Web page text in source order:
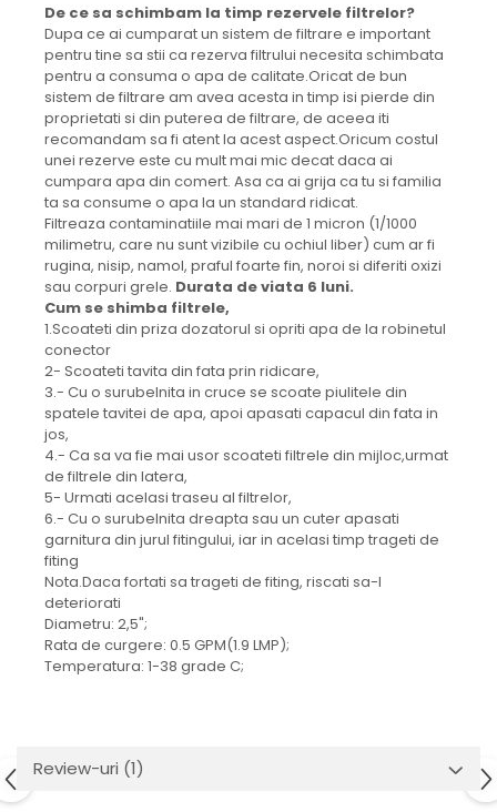
De ce sa schimbam la timp rezervele filtrelor?
Dupa ce ai cumparat un sistem de filtrare e important
pentru tine sa stii ca rezerva filtrului necesita schimbata
pentru a consuma o apa de calitate.Oricat de bun
sistem de filtrare am avea acesta in timp isi pierde din
proprietati si din puterea de filtrare, de aceea iti
recomandam sa fi atent la acest aspect.Oricum costul
unei rezerve este cu mult mai mic decat daca ai
cumpara apa din comert. Asa ca ai grija ca tu si familia
ta sa consume o apa la un standard ridicat.
Filtreaza contaminatiile mai mari de 1 micron (1/1000
milimetru, care nu sunt vizibile cu ochiul liber) cum ar fi
rugina, nisip, namol, praful foarte fin, noroi si diferiti oxizi
sau corpuri grele. Durata de viata 6 luni.
Cum se shimba filtrele,
1.Scoateti din priza dozatorul si opriti apa de la robinetul
conector
2- Scoateti tavita din fata prin ridicare,
3.- Cu o surubelnita in cruce se scoate piulitele din
spatele tavitei de apa, apoi apasati capacul din fata in
jos,
4.- Ca sa va fie mai usor scoateti filtrele din mijloc,urmat
de filtrele din latera,
5- Urmati acelasi traseu al filtrelor,
6.- Cu o surubelnita dreapta sau un cuter apasati
garnitura din jurul fitingului, iar in acelasi timp trageti de
fiting
Nota.Daca fortati sa trageti de fiting, riscati sa-l
deteriorati
Diametru: 2,5";
Rata de curgere: 0.5 GPM(1.9 LMP);
Temperatura: 1-38 grade C;
Review-uri (1)